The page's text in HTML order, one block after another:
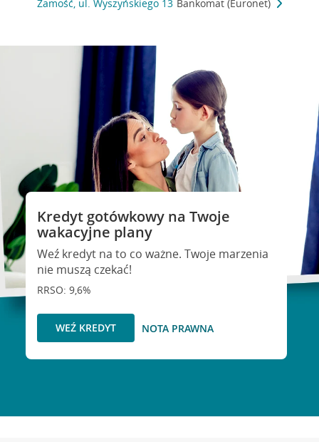
Zamość, ul. Wyszyńskiego 13 Bankomat (Euronet)
Kredyt gotówkowy na Twoje
wakacyjne plany
Weź kredyt na to co ważne. Twoje marzenia
nie muszą czekać!
RRSO: 9,6%
WEŹ KREDYT NOTA PRAWNA